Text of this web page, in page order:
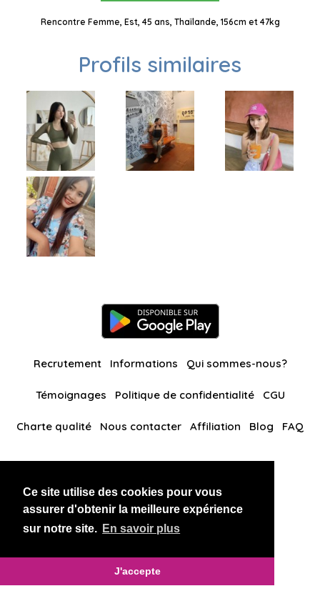
Ce site utilise des cookies pour vous
assurer d'obtenir la meilleure expérience
sur notre site. En savoir plus
J'accepte
Rencontre Femme, Est, 45 ans, Thaïlande, 156cm et 47kg
Profils similaires
Recrutement Informations Qui sommes-nous?
Témoignages Politique de confidentialité CGU
Charte qualité Nous contacter Affiliation Blog FAQ
BlackAndBeauties RussianKisses